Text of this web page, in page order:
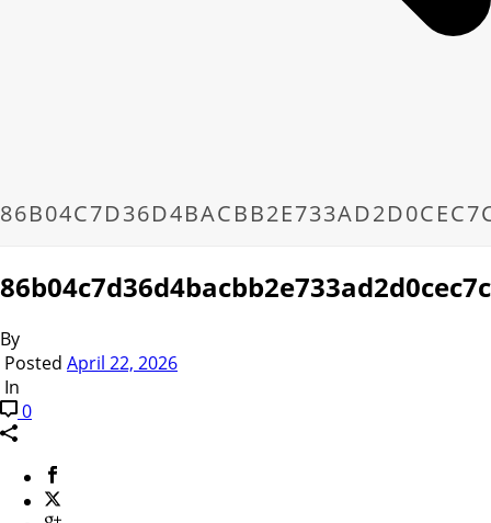
By
Posted April 22, 2026
In
0